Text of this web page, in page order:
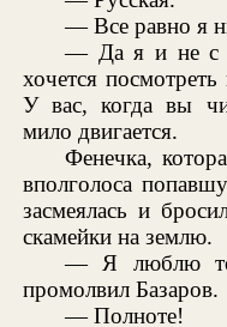
— Все равно я
— Да я и не с
хочется
У вас, когда вы
мило двигается.
Фенечка,
вполголоса
засмеялась и
скамейки на землю.
— Я люблю
промолвил Базаров.
— Полноте!